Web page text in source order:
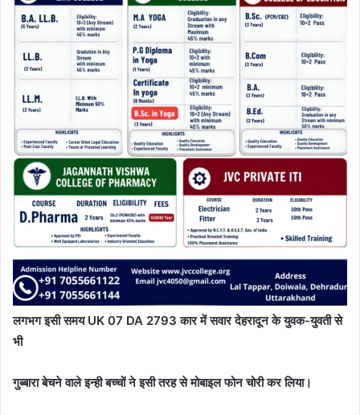
लगभग इसी समय UK 07 DA 2793 कार में सवार देहरादून के युवक-युवती से
भी
गुब्बारा बेचने वाले इन्ही बच्चों ने इसी तरह से मोबाइल फोन चोरी कर लिया।